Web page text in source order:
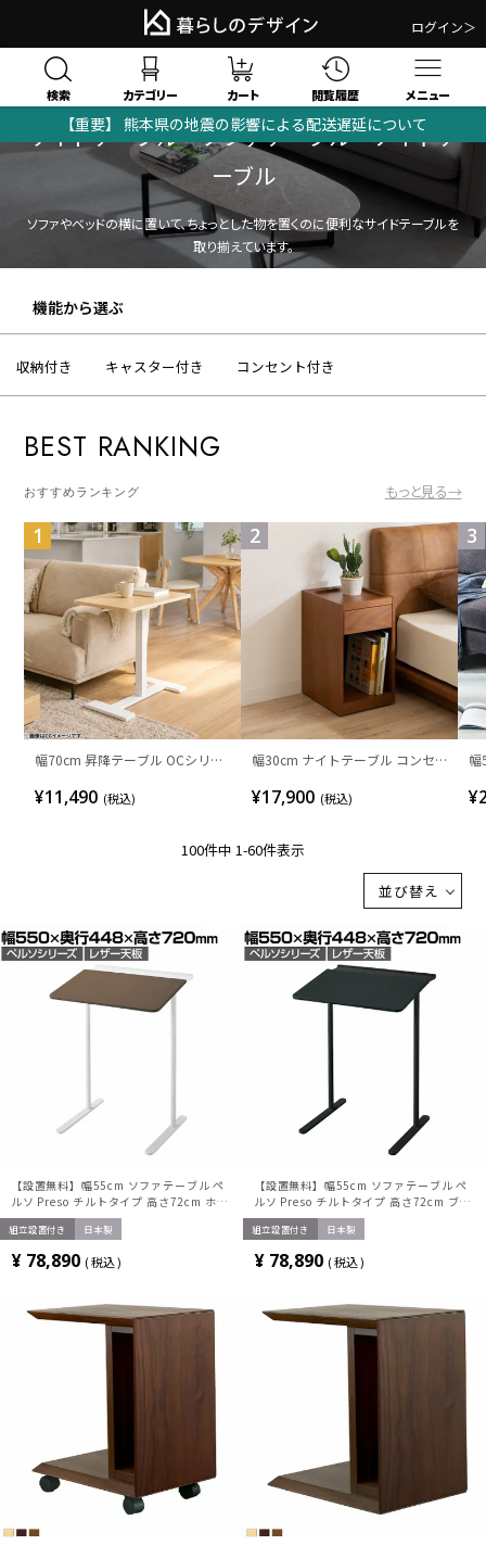
ログイン＞
検索 カテゴリー カート 閲覧履歴 メニュー
【重要】 熊本県の地震の影響による配送遅延について
サイドテーブル・ソファテーブル・ナイトテ
ーブル
ソファやベッドの横に置いて、ちょっとした物を置くのに便利なサイドテーブルを
取り揃えています。
機能から選ぶ
収納付き キャスター付き コンセント付き
BEST RANKING
おすすめランキング もっと見る→
1
幅70cm 昇降テーブル OCシリー
降デスク 隠しキャスター付き コ
昇降式 作業机 おしゃれ ソファテ
¥11,490 (税込)
2
幅30cm ナイトテーブル コンセ
ター付き 木製 軽量 コンパクト 引
ゃれ 北欧 リビング 寝室 完成品
¥17,900 (税込)
3
幅
シ
並び替え
100件中 1-60件表示
【設置無料】幅55cm ソファテーブル ペ
ルソ Preso チルトタイプ 高さ72cm ホワ
イト脚 1人用テーブル 傾斜天板 ポリウレ
タン系レザー天板 LT-450TLSAAVA0V コ
クヨ
組立設置付き 日本製
¥ 78,890 税込
【設置無料】幅55cm ソファテーブル ペ
ルソ Preso チルトタイプ 高さ72cm ブラ
ック脚 1人用テーブル 傾斜天板 ポリウレ
タン系レザー天板 LT-450TLE6AVAE6 コ
クヨ
組立設置付き 日本製
¥ 78,890 税込